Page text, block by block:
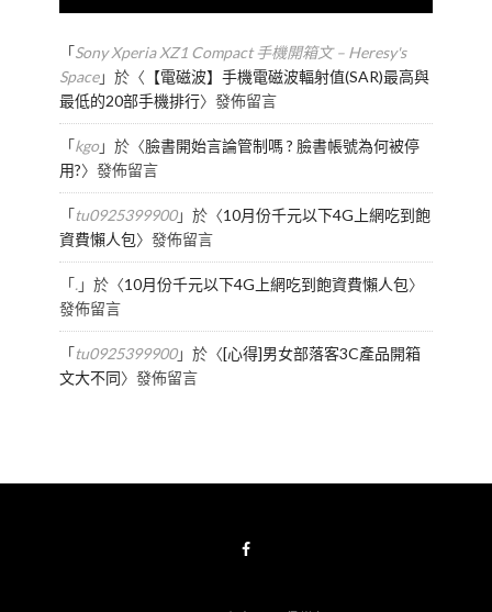
「Sony Xperia XZ1 Compact 手機開箱文 – Heresy's
Space」於〈 【電磁波】手機電磁波輻射值(SAR)最高與
最低的20部手機排行〉發佈留言
「kgo」於〈臉書開始言論管制嗎 ? 臉書帳號為何被停
用?〉發佈留言
「tu0925399900」於〈10月份千元以下4G上網吃到飽
資費懶人包〉發佈留言
「.」於〈10月份千元以下4G上網吃到飽資費懶人包〉
發佈留言
「tu0925399900」於〈[心得]男女部落客3C產品開箱
文大不同〉發佈留言